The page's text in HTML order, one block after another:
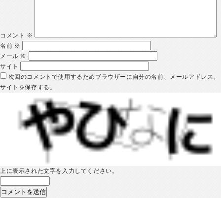
コメント ※
名前 ※
メール ※
サイト
次回のコメントで使用するためブラウザーに自分の名前、メールアドレス、
サイトを保存する。
上に表示された文字を入力してください。